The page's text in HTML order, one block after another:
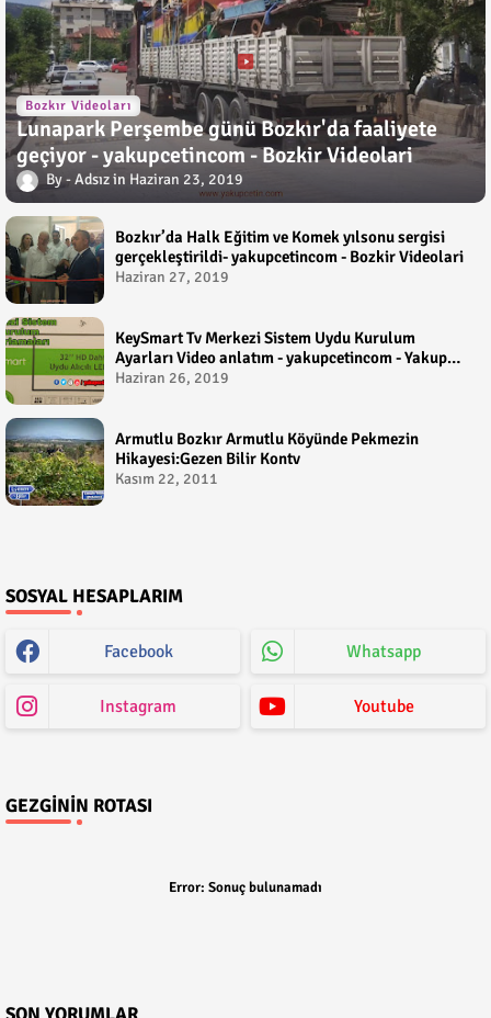
Bozkır Videoları
Lunapark Perşembe günü Bozkır'da faaliyete
geçiyor - yakupcetincom - Bozkir Videolari
Adsız Haziran 23, 2019
Bozkır’da Halk Eğitim ve Komek yılsonu sergisi
gerçekleştirildi- yakupcetincom - Bozkir Videolari
Haziran 27, 2019
KeySmart Tv Merkezi Sistem Uydu Kurulum
Ayarları Video anlatım - yakupcetincom - Yakup
Çetin
Haziran 26, 2019
Armutlu Bozkır Armutlu Köyünde Pekmezin
Hikayesi:Gezen Bilir Kontv
Kasım 22, 2011
SOSYAL HESAPLARIM
Facebook Whatsapp
Instagram Youtube
GEZGININ ROTASI
Error: Sonuç bulunamadı